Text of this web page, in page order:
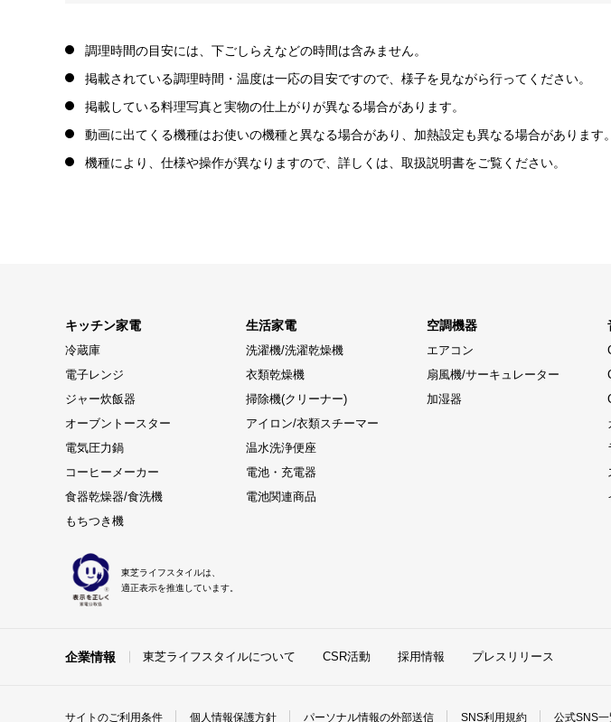
調理時間の目安には、下ごしらえなどの時間は含みません。
掲載されている調理時間・温度は一応の目安ですので、様子を見ながら行ってください。
掲載している料理写真と実物の仕上がりが異なる場合があります。
動画に出てくる機種はお使いの機種と異なる場合があり、加熱設定も異なる場合があります。
機種により、仕様や操作が異なりますので、詳しくは、取扱説明書をご覧ください。
キッチン家電
冷蔵庫
電子レンジ
ジャー炊飯器
オーブントースター
電気圧力鍋
コーヒーメーカー
食器乾燥器/食洗機
もちつき機
生活家電
洗濯機/洗濯乾燥機
衣類乾燥機
掃除機(クリーナー)
アイロン/衣類スチーマー
温水洗浄便座
電池・充電器
電池関連商品
空調機器
エアコン
扇風機/サーキュレーター
加湿器
東芝ライフスタイルは、
適正表示を推進しています。
企業情報 東芝ライフスタイルについて CSR活動 採用情報 プレスリリース
サイトのご利用条件 個人情報保護方針 パーソナル情報の外部送信 SNS利用規約 公式SNS